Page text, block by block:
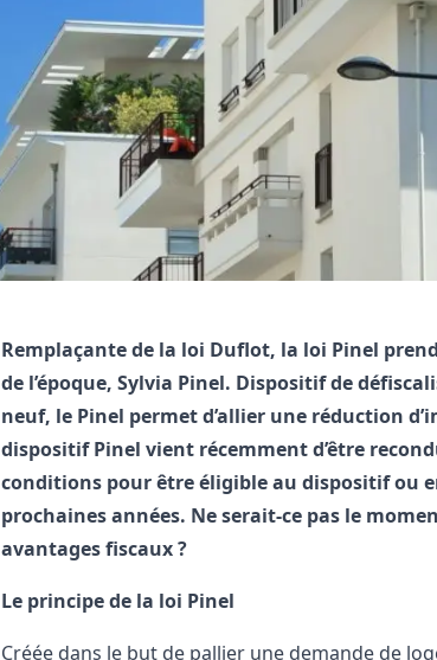
Remplaçante de la loi Duflot, la loi Pinel
de l’époque, Sylvia Pinel. Dispositif de
neuf, le Pinel permet d’allier une réduction
dispositif Pinel vient récemment d’être
conditions pour être éligible au dispositif ou
prochaines années. Ne serait-ce pas le
avantages fiscaux ?
Le principe de la loi Pinel
Créée dans le but de pallier une demande de